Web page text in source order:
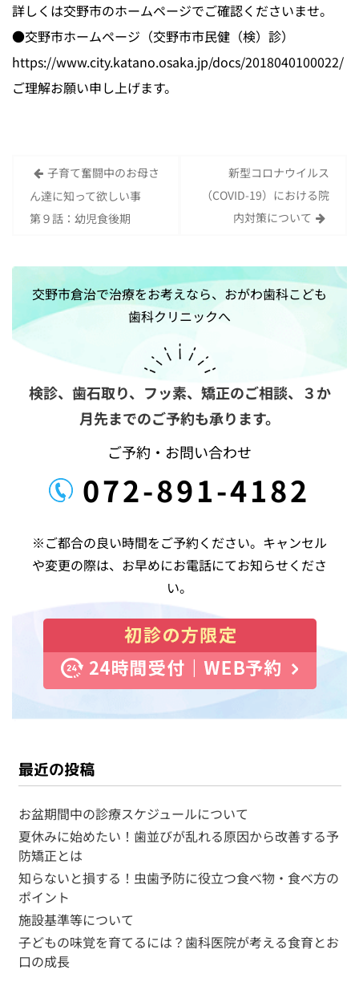
詳しくは交野市のホームページでご確認くださいませ。
●交野市ホームページ（交野市市民健（検）診）
https://www.city.katano.osaka.jp/docs/2018040100022/
ご理解お願い申し上げます。
投
稿
ナ
ゲ
ー
シ
ョ
子育て奮闘中のお母さ
ん達に知って欲しい事
第９話：幼児食後期
新型コロナウイルス
（COVID-19）における院
内対策について
交野市倉治で治療をお考えなら、おがわ歯科こども
歯科クリニックへ
検診、歯石取り、フッ素、矯正のご相談、 ３か
月先までのご予約も承ります。
ご予約・お問い合わせ
072-891-4182
※ご都合の良い時間をご予約ください。キャンセル
や変更の際は、お早めにお電話にてお知らせくださ
い。
最近の投稿
お盆期間中の診療スケジュールについて
夏休みに始めたい！歯並びが乱れる原因から改善する予
防矯正とは
知らないと損する！虫歯予防に役立つ食べ物・食べ方の
ポイント
施設基準等について
子どもの味覚を育てるには？歯科医院が考える食育とお
口の成長